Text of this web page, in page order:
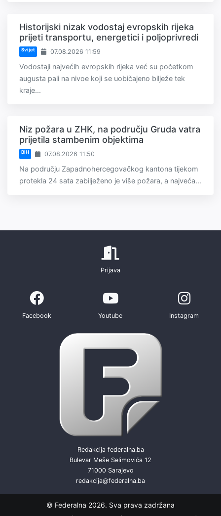
Historijski nizak vodostaj evropskih rijeka
prijeti transportu, energetici i poljoprivredi
Svijet 07.08.2026 11:59
Vodostaji najvećih evropskih rijeka već su početkom
augusta pali na nivoe koji se uobičajeno bilježe tek
kraje...
Niz požara u ZHK, na području Gruda vatra
prijetila stambenim objektima
BiH 07.08.2026 11:50
Na području Zapadnohercegovačkog kantona tijekom
protekla 24 sata zabilježeno je više požara, a najveća...
Prijava
Facebook Youtube Instagram
Redakcija federalna.ba
Bulevar Meše Selimovića 12
71000 Sarajevo
redakcija@federalna.ba
© Federalna 2026. Sva prava zadržana